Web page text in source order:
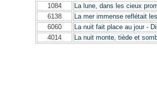
1084
La lune, dans les cieux
6138
La mer immense reflétait
6060
La nuit fait place au jour -
4014
La nuit monte, tiède et